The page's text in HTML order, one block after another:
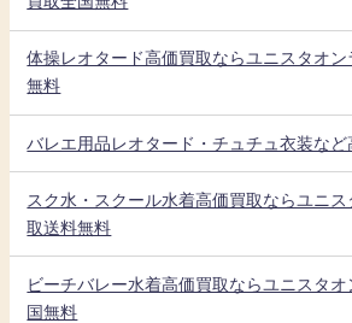
体操レオタード高価買取ならユニスタオ
無料
バレエ用品レオタード・チュチュ衣装な
スク水・スクール水着高価買取ならユニ
取送料無料
ビーチバレー水着高価買取ならユニスタ
国無料